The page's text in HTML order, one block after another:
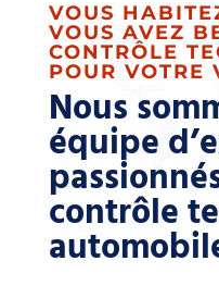
VOUS
VOUS AVEZ
CONTRÔLE
POUR VOTRE
Nous
équipe
contrôle